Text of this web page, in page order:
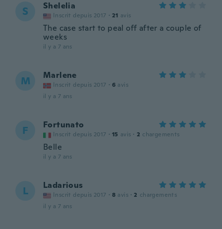
S Shelelia
Inscrit depuis 2017 · 21 avis
The case start to peal off after a couple of
weeks
il y a 7 ans
M Marlene
Inscrit depuis 2017 · 6 avis
il y a 7 ans
F Fortunato
Inscrit depuis 2017 · 15 avis · 2 chargements
Belle
il y a 7 ans
L Ladarious
Inscrit depuis 2017 · 8 avis · 2 chargements
il y a 7 ans